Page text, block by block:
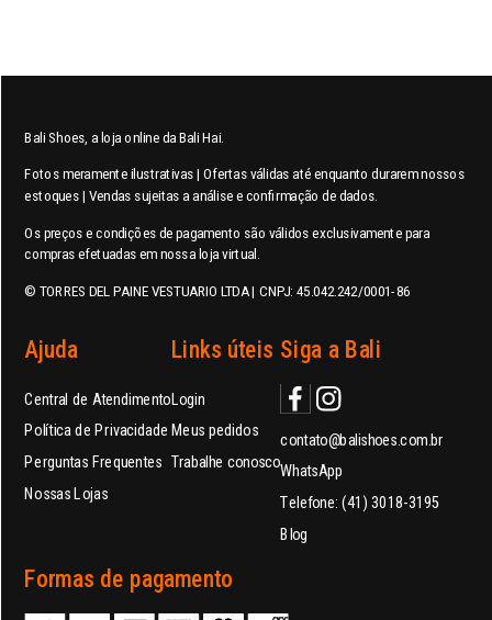
Bali Shoes, a loja online da Bali Hai.
Fotos meramente ilustrativas | Ofertas válidas até enquanto durarem nossos
estoques | Vendas sujeitas a análise e confirmação de dados.
Os preços e condições de pagamento são válidos exclusivamente para
compras efetuadas em nossa loja virtual.
© TORRES DEL PAINE VESTUARIO LTDA | CNPJ: 45.042.242/0001-86
Ajuda
Central de Atendimento
Política de Privacidade
Perguntas Frequentes
Nossas Lojas
Links úteis
Login
Meus pedidos
Trabalhe conosco
Siga a Bali
contato@balishoes.com.br
WhatsApp
Telefone: (41) 3018-3195
Blog
Formas de pagamento